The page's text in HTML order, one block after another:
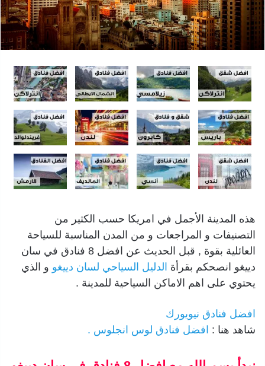
هذه المدينة الأجمل في امريكا حسب الكثير من
التصنيفات و المراجعات و من المدن المناسبة للسياحة
العائلية بقوة , قبل الحديث عن افضل 8 فنادق في سان
دييغو انصحكم بقرأة الدليل السياحي لسان دييغو و الذي
يحتوي على اهم الاماكن السياحية للمدينة .
افضل فنادق نيويورك
شاهد هنا : افضل فنادق لوس انجلوس .